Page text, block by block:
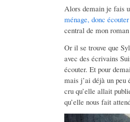
Alors demain je fais
ménage, donc
central de mon
Or il se trouve que
avec des écrivains
écouter. Et pour
mais j’ai déjà un peu
cru qu’elle allait
qu’elle nous fait